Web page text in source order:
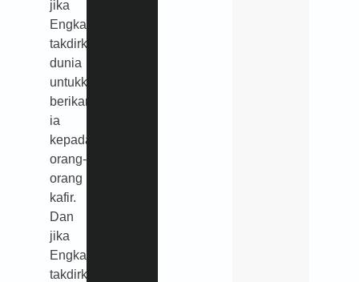
jika
Engkau
takdirkan
dunia
untukku,
berikanlah
ia
kepada
orang-
orang
kafir.
Dan
jika
Engkau
takdirkan